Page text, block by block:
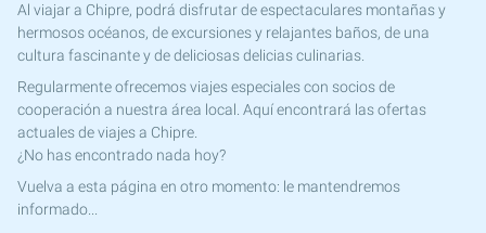
Al viajar a Chipre, podrá disfrutar de espectaculares montañas y
hermosos océanos, de excursiones y relajantes baños, de una
cultura fascinante y de deliciosas delicias culinarias.
Regularmente ofrecemos viajes especiales con socios de
cooperación a nuestra área local. Aquí encontrará las ofertas
actuales de viajes a Chipre.
¿No has encontrado nada hoy?
Vuelva a esta página en otro momento: le mantendremos
informado...